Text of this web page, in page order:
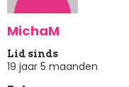
MichaM
Lid sinds
19 jaar 5 maanden